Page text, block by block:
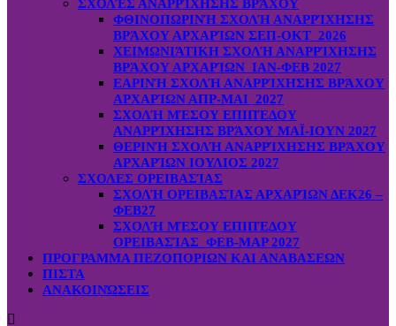
ΣΧΟΛΈΣ ΑΝΑΡΡΊΧΗΣΗΣ ΒΡΆΧΟΥ
ΦΘΙΝΟΠΩΡΙΝΉ ΣΧΟΛΉ ΑΝΑΡΡΊΧΗΣΗΣ
ΒΡΆΧΟΥ ΑΡΧΑΡΊΩΝ ΣΕΠ-ΟΚΤ 2026
ΧΕΙΜΩΝΙΆΤΙΚΗ ΣΧΟΛΉ ΑΝΑΡΡΊΧΗΣΗΣ
ΒΡΆΧΟΥ ΑΡΧΑΡΊΩΝ ΙΑΝ-ΦΕΒ 2027
ΕΑΡΙΝΉ ΣΧΟΛΉ ΑΝΑΡΡΊΧΗΣΗΣ ΒΡΆΧΟΥ
ΑΡΧΑΡΊΩΝ ΑΠΡ-ΜΑΙ 2027
ΣΧΟΛΉ ΜΈΣΟΥ ΕΠΙΠΈΔΟΥ
ΑΝΑΡΡΊΧΗΣΗΣ ΒΡΆΧΟΥ ΜΑΪ-ΙΟΥΝ 2027
ΘΕΡΙΝΉ ΣΧΟΛΉ ΑΝΑΡΡΊΧΗΣΗΣ ΒΡΆΧΟΥ
ΑΡΧΑΡΊΩΝ ΙΟΥΛΙΟΣ 2027
ΣΧΟΛΕΣ ΟΡΕΙΒΑΣΊΑΣ
ΣΧΟΛΉ ΟΡΕΙΒΑΣΊΑΣ ΑΡΧΑΡΊΩΝ ΔΕΚ26 –
ΦΕΒ27
ΣΧΟΛΉ ΜΈΣΟΥ ΕΠΙΠΈΔΟΥ
ΟΡΕΙΒΑΣΊΑΣ ΦΕΒ-ΜΑΡ 2027
ΠΡΟΓΡΑΜΜΑ ΠΕΖΟΠΟΡΙΩΝ ΚΑΙ ΑΝΑΒΑΣΕΩΝ
ΠΙΣΤΑ
ΑΝΑΚΟΙΝΏΣΕΙΣ